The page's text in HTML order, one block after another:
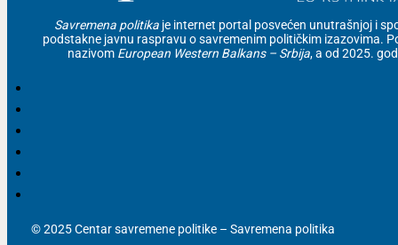
Savremena politika je internet portal posvećen unutrašnjoj i
podstakne javnu raspravu o savremenim političkim izazovima.
nazivom European Western Balkans – Srbija, a od 2025.
© 2025 Centar savremene politike – Savremena politika